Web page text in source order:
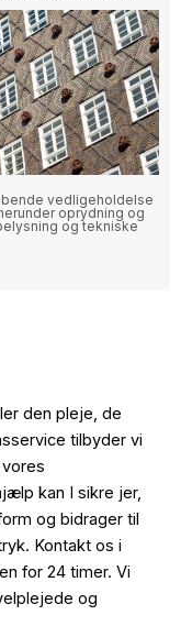
vedligeholdelse
oprydning og
og tekniske
den pleje, de
tilbyder vi
kan I sikre jer,
og bidrager til
Kontakt os i
for 24 timer. Vi
og